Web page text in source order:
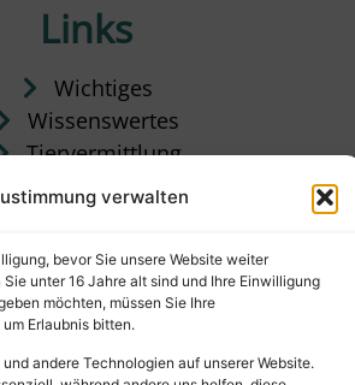
verwalten
bevor Sie unsere Website weiter
unter 16 Jahre alt sind und Ihre Einwilligung
möchten, müssen Sie Ihre
Erlaubnis bitten.
andere Technologien auf unserer Website.
Links
Wichtiges
Wissenswertes
Tiervermittlung
Tierpension
Impressum
Datenschutz
Satzung